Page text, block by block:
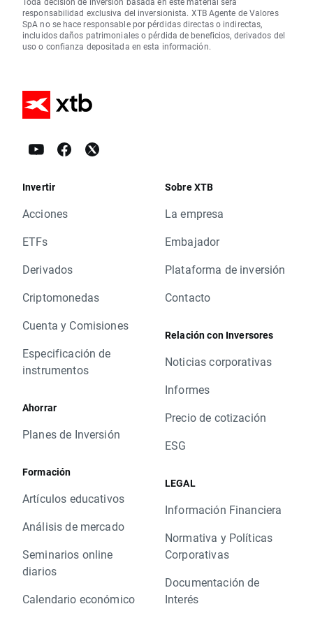
responsabilidad exclusiva del inversionista. XTB Agente de Valores
SpA no se hace responsable por pérdidas directas o indirectas,
incluidos daños patrimoniales o pérdida de beneficios, derivados del
uso o confianza depositada en esta información.
Invertir
Acciones
ETFs
Derivados
Criptomonedas
Cuenta y Comisiones
Especificación de
instrumentos
Ahorrar
Planes de Inversión
Formación
Artículos educativos
Análisis de mercado
Seminarios online
diarios
Calendario económico
Sobre XTB
La empresa
Embajador
Plataforma de inversión
Contacto
Relación con Inversores
Noticias corporativas
Informes
Precio de cotización
ESG
LEGAL
Información Financiera
Normativa y Políticas
Corporativas
Documentación de
Interés